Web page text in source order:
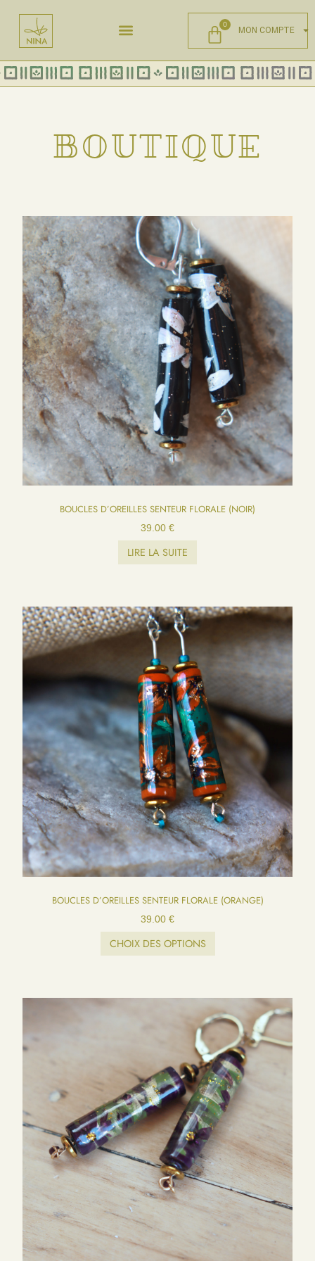
0
MON COMPTE
BOUTIQUE
BOUCLES D’OREILLES SENTEUR FLORALE (NOIR)
39.00 €
LIRE LA SUITE
BOUCLES D’OREILLES SENTEUR FLORALE (ORANGE)
39.00 €
CHOIX DES OPTIONS